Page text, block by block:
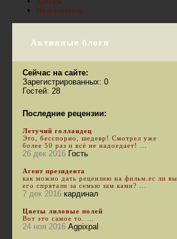
Пользователи
Активные блоги
Сейчас на сайте:
Зарегистрированных: 0
Гостей: 28
Последние рецензии:
Летучий голландец
Это, бесспорно, шедевр! Смотрел уже
более 50 раз и всё не надоедает! ...
26 дек 2016 Гость
Агент президента
как можно дать рецензию на фильм.ес ли вы
его спрятали за семью зам ками? ...
7 дек 2016 кардинал
Цветы лиловые полей
Вот это самое то. ...
24 ноя 2016 Agpixpal